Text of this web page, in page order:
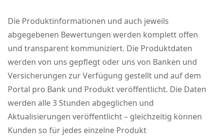
Die Produktinformationen und auch jeweils
abgegebenen Bewertungen werden komplett offen
und transparent kommuniziert. Die Produktdaten
werden von uns gepflegt oder uns von Banken und
Versicherungen zur Verfügung gestellt und auf dem
Portal pro Bank und Produkt veröffentlicht. Die Daten
werden alle 3 Stunden abgeglichen und
Aktualisierungen veröffentlicht – gleichzeitig können
Kunden so für jedes einzelne Produkt